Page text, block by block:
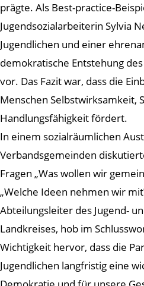
prägte. Als Best-practice-
Jugendsozialarbeiterin Sylvia
Jugendlichen und einer
demokratische Entstehung
vor. Das Fazit war, dass die
Menschen Selbstwirksamkeit,
Handlungsfähigkeit fördert.
In einem sozialräumlichen
Verbandsgemeinden
Fragen „Was wollen wir
„Welche Ideen nehmen wir
Abteilungsleiter des Jugend-
Landkreises, hob im
Wichtigkeit hervor, dass die
Jugendlichen langfristig eine